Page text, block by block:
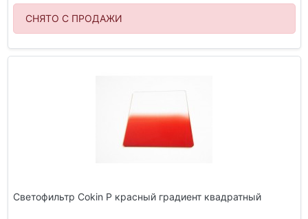
СНЯТО С ПРОДАЖИ
Светофильтр Cokin P красный градиент квадратный